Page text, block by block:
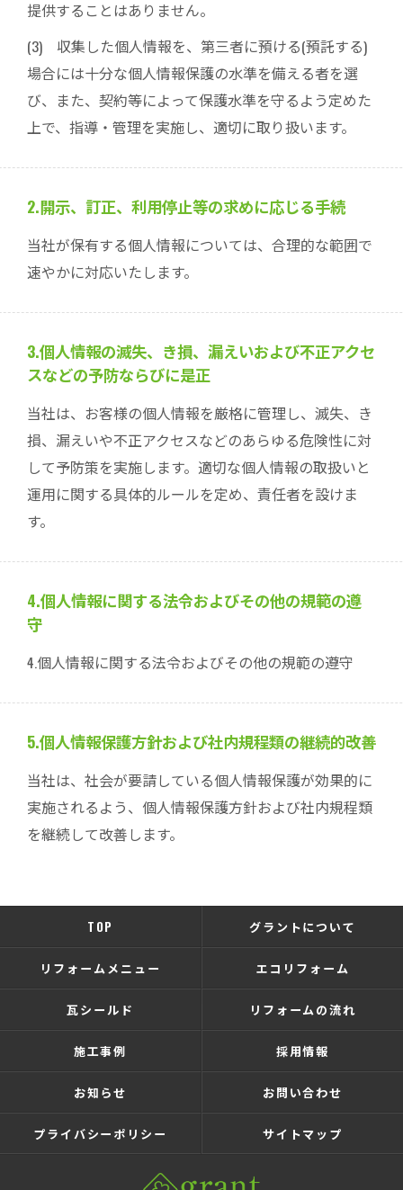
提供することはありません。
(3) 収集した個人情報を、第三者に預ける(預託する)
場合には十分な個人情報保護の水準を備える者を選
び、また、契約等によって保護水準を守るよう定めた
上で、指導・管理を実施し、適切に取り扱います。
2.開示、訂正、利用停止等の求めに応じる手続
当社が保有する個人情報については、合理的な範囲で
速やかに対応いたします。
3.個人情報の滅失、き損、漏えいおよび不正アクセ
スなどの予防ならびに是正
当社は、お客様の個人情報を厳格に管理し、滅失、き
損、漏えいや不正アクセスなどのあらゆる危険性に対
して予防策を実施します。適切な個人情報の取扱いと
運用に関する具体的ルールを定め、責任者を設けま
す。
4.個人情報に関する法令およびその他の規範の遵
守
4.個人情報に関する法令およびその他の規範の遵守
5.個人情報保護方針および社内規程類の継続的改善
当社は、社会が要請している個人情報保護が効果的に
実施されるよう、個人情報保護方針および社内規程類
を継続して改善します。
TOP グラントについて
リフォームメニュー エコリフォーム
瓦シールド リフォームの流れ
施工事例 採用情報
お知らせ お問い合わせ
プライバシーポリシー サイトマップ